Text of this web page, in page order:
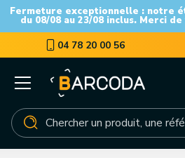
Fermeture exceptionnelle : notre
du 08/08 au 23/08 inclus. Merci
04 78 20 00 56